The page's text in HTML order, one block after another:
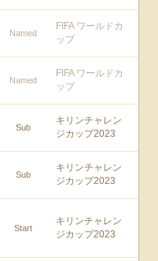
Named
FIFA ワールドカ
ップ
Named
FIFA ワールドカ
ップ
Sub
キリンチャレン
ジカップ2023
Sub
キリンチャレン
ジカップ2023
Start
キリンチャレン
ジカップ2023